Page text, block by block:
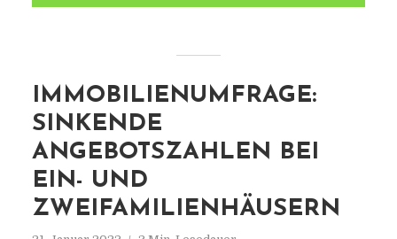
IMMOBILIENUMFRAGE:
SINKENDE
ANGEBOTSZAHLEN BEI
EIN- UND
ZWEIFAMILIENHÄUSERN